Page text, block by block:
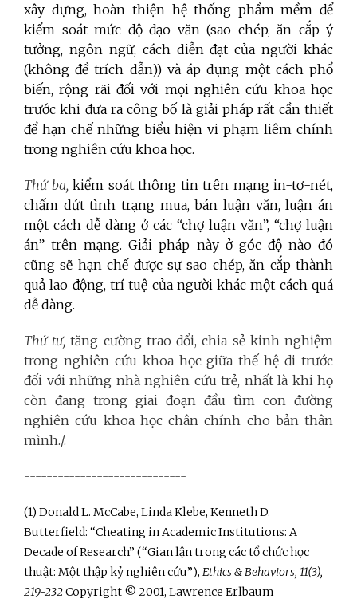
xây dựng, hoàn thiện hệ thống phầm mềm để
kiểm soát mức độ đạo văn (sao chép, ăn cắp ý
tưởng, ngôn ngữ, cách diễn đạt của người khác
(không đề trích dẫn)) và áp dụng một cách phổ
biến, rộng rãi đối với mọi nghiên cứu khoa học
trước khi đưa ra công bố là giải pháp rất cần thiết
để hạn chế những biểu hiện vi phạm liêm chính
trong nghiên cứu khoa học.
Thứ ba, kiểm soát thông tin trên mạng in-tơ-nét,
chấm dứt tình trạng mua, bán luận văn, luận án
một cách dễ dàng ở các “chợ luận văn”, “chợ luận
án” trên mạng. Giải pháp này ở góc độ nào đó
cũng sẽ hạn chế được sự sao chép, ăn cắp thành
quả lao động, trí tuệ của người khác một cách quá
dễ dàng.
Thứ tư,tăng cường trao đổi, chia sẻ kinh nghiệm
trong nghiên cứu khoa học giữa thế hệ đi trước
đối với những nhà nghiên cứu trẻ, nhất là khi họ
còn đang trong giai đoạn đầu tìm con đường
nghiên cứu khoa học chân chính cho bản thân
mình./.
-----------------------------
(1) Donald L. McCabe, Linda Klebe, Kenneth D.
Butterfield: “Cheating in Academic Institutions: A
Decade of Research” (“Gian lận trong các tổ chức học
thuật: Một thập kỷ nghiên cứu”), Ethics & Behaviors, 11(3),
219-232Copyright © 2001, Lawrence Erlbaum